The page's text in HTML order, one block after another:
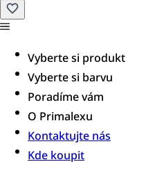
Vyberte si produkt
Vyberte si barvu
Poradíme vám​
O Primalexu
Kontaktujte nás
Kde koupit